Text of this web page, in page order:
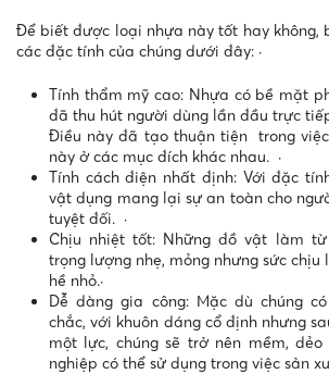
Để biết được loại nhựa này tốt hay không,
các đặc tính của chúng dưới đây: ·
Tính thẩm mỹ cao: Nhựa có bề mặt
đã thu hút người dùng lần đầu trực
Điều này đã tạo thuận tiện trong
này ở các mục đích khác nhau. ·
Tính cách điện nhất định: Với đặc
vật dụng mang lại sự an toàn cho
tuyệt đối. ·
Chịu nhiệt tốt: Những đồ vật làm
trọng lượng nhẹ, mỏng nhưng sức chịu
hề nhỏ.·
Dễ dàng gia công: Mặc dù chúng
chắc, với khuôn dáng cổ định nhưng
một lực, chúng sẽ trở nên mềm,
nghiệp có thể sử dụng trong việc sản